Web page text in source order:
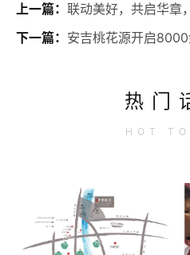
上一篇：
下一篇：
热门
HOT